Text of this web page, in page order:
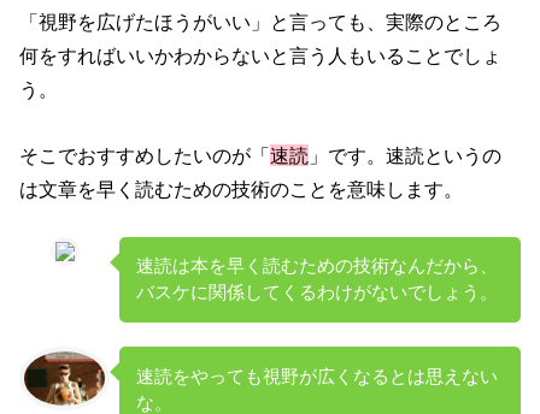
「視野を広げたほうがいい」と言っても、実際のところ
何をすればいいかわからないと言う人もいることでしょ
う。
そこでおすすめしたいのが「速読 」です。速読というの
は文章を早く読むための技術のことを意味します。
速読は本を早く読むための技術なんだから、
バスケに関係してくるわけがないでしょう。
速読をやっても視野が広くなるとは思えない
な。